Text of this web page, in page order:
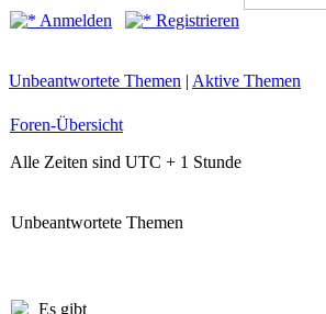
Anmelden Registrieren
Unbeantwortete Themen | Aktive Themen
Foren-Übersicht
Alle Zeiten sind UTC + 1 Stunde
Unbeantwortete Themen